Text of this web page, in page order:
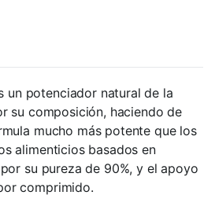
un potenciador natural de la
su composición, haciendo de
mucho más potente que los
alimenticios basados en
su pureza de 90%, y el apoyo
comprimido.